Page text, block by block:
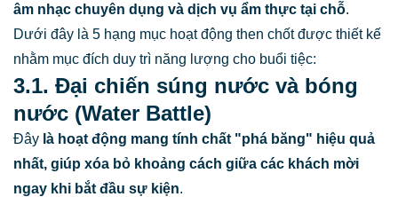
âm nhạc chuyên dụng và dịch vụ ẩm thực tại chỗ.
Dưới đây là 5 hạng mục hoạt động then chốt được thiết kế
nhằm mục đích duy trì năng lượng cho buổi tiệc:
3.1. Đại chiến súng nước và bóng
nước (Water Battle)
Đây là hoạt động mang tính chất "phá băng" hiệu quả
nhất, giúp xóa bỏ khoảng cách giữa các khách mời
ngay khi bắt đầu sự kiện.